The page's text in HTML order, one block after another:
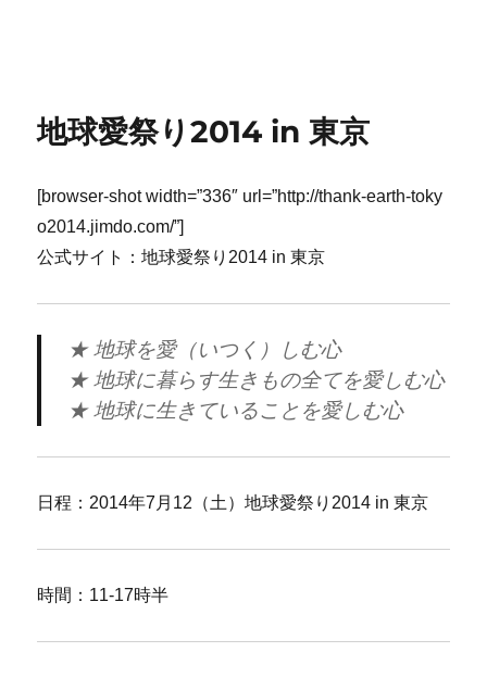
地球愛祭り2014 in 東京
[browser-shot width=”336″ url=”http://thank-earth-toky
o2014.jimdo.com/”]
公式サイト：地球愛祭り2014 in 東京
★ 地球を愛（いつく）しむ心
★ 地球に暮らす生きもの全てを愛しむ心
★ 地球に生きていることを愛しむ心
日程：2014年7月12（土）地球愛祭り2014 in 東京
時間：11-17時半